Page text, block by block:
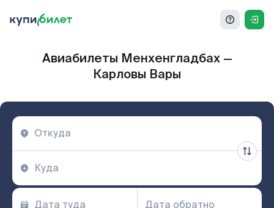
Авиабилеты Менхенгладбах —
Карловы Вары